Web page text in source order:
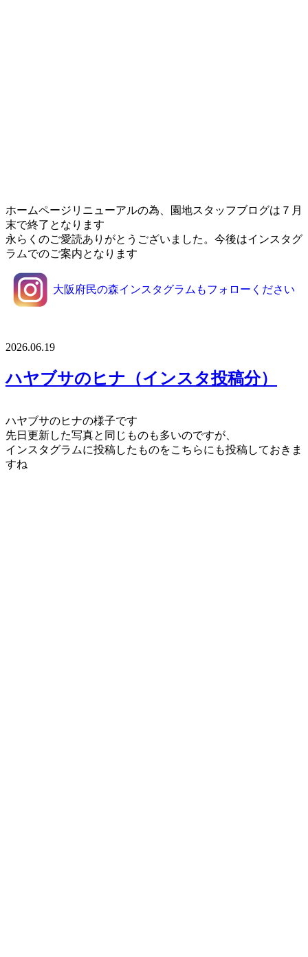
ホームページリニューアルの為、園地スタッフブログは７月
末で終了となります
永らくのご愛読ありがとうございました。今後はインスタグ
ラムでのご案内となります
大阪府民の森インスタグラムもフォローください
2026.06.19
ハヤブサのヒナ（インスタ投稿分）
ハヤブサのヒナの様子です
先日更新した写真と同じものも多いのですが、
インスタグラムに投稿したものをこちらにも投稿しておきま
すね